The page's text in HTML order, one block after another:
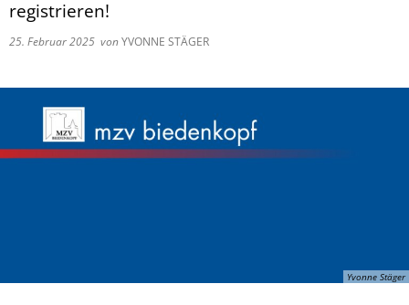
registrieren!
25. Februar 2025 vonYVONNE STÄGER
Yvonne Stäger